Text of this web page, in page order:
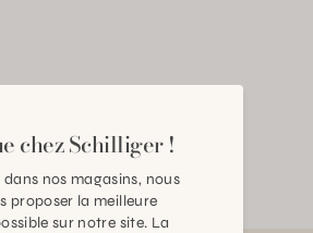
chez Schilliger !
nos magasins, nous
proposer la meilleure
sur notre site. La